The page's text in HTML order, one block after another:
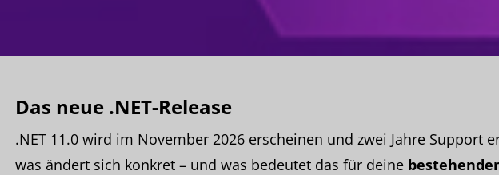
Das neue .NET-Release
.NET 11.0 wird im November 2026 erscheinen und zwei Jahre Support
was ändert sich konkret – und was bedeutet das für deine